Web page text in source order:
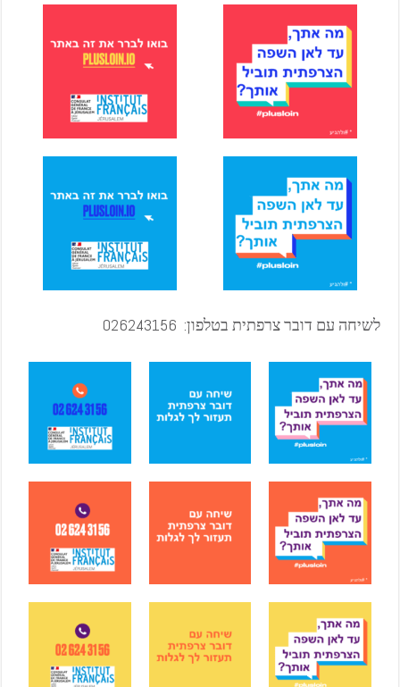
לשיחה עם דובר צרפתית בטלפון: 026243156